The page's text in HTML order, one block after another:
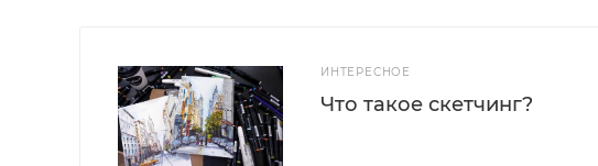
ИНТЕРЕСНОЕ
Что такое скетчинг?